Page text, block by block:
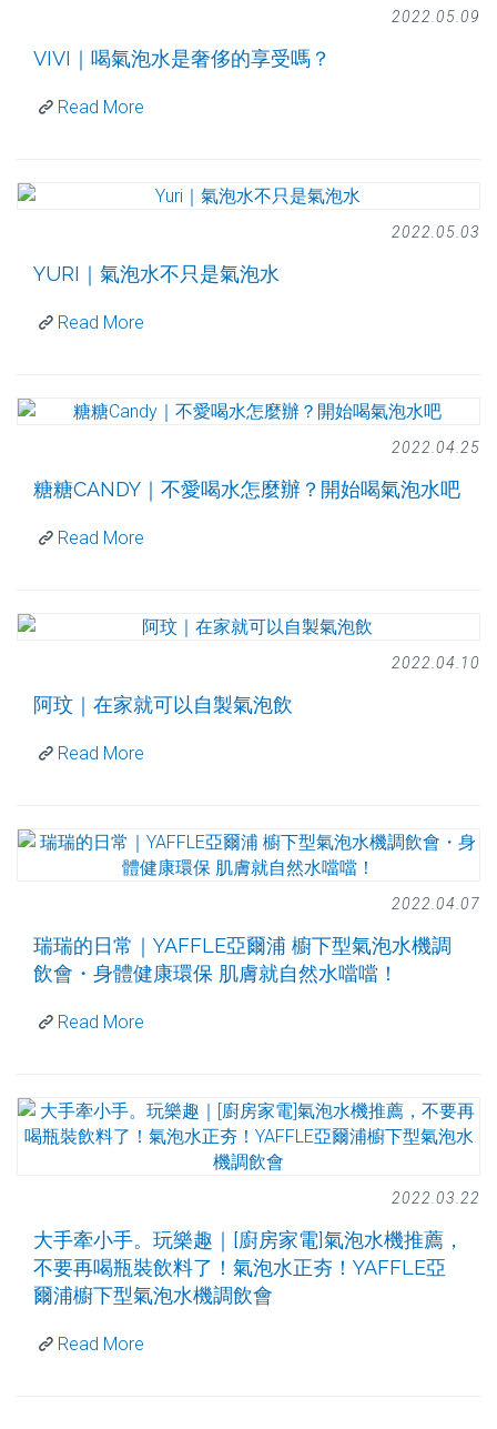
2022.05.09
VIVI｜喝氣泡水是奢侈的享受嗎？
Read More
2022.05.03
YURI｜氣泡水不只是氣泡水
Read More
2022.04.25
糖糖CANDY｜不愛喝水怎麼辦？開始喝氣泡水吧
Read More
2022.04.10
阿玟｜在家就可以自製氣泡飲
Read More
2022.04.07
瑞瑞的日常｜YAFFLE亞爾浦 櫥下型氣泡水機調
飲會・身體健康環保 肌膚就自然水噹噹！
Read More
2022.03.22
大手牽小手。玩樂趣｜[廚房家電]氣泡水機推薦，
不要再喝瓶裝飲料了！氣泡水正夯！YAFFLE亞
爾浦櫥下型氣泡水機調飲會
Read More